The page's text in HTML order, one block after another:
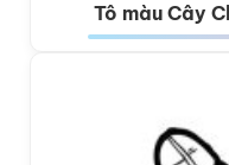
Tô màu Cây